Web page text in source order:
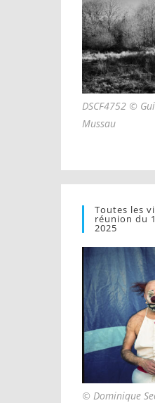
DSCF4752 ©
Mussau
Toutes les
réunion du
2025
© Dominique